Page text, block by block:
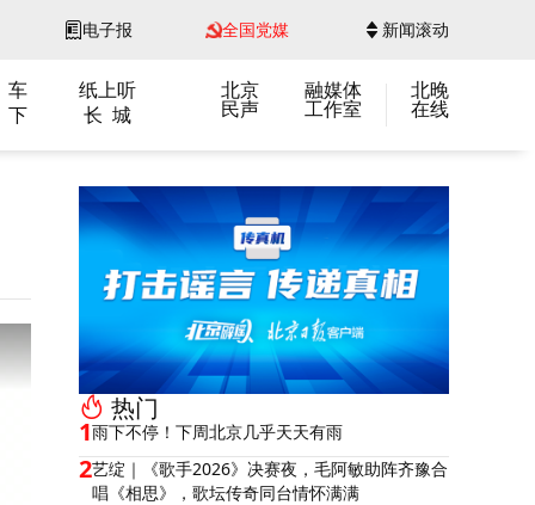
电子报 全国党媒 新闻滚动
车
纸上听
下
长 城
北京
民声
融媒体
工作室
北晚
在线
热门
1雨下不停！下周北京几乎天天有雨
2艺绽｜《歌手2026》决赛夜，毛阿敏助阵齐豫合
唱《相思》，歌坛传奇同台情怀满满